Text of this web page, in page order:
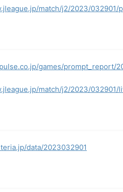
match/j2/2023/032901/
games/prompt_report/
match/j2/2023/032901/
data/2023032901